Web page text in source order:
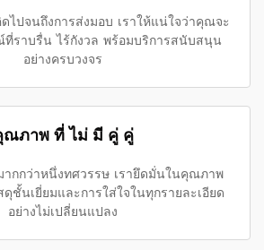
ปจนถึงการส่งมอบ เราให้แน่ใจว่าคุณจะ
ราบรื่น ไร้กังวล พร้อมบริการสนับสนุน
อย่างครบวงจร
ณภาพ ที่ ไม่ มี คู่ คู่
กกว่าหนึ่งทศวรรษ เรายึดมั่นในคุณภาพ
นเยี่ยมและการใส่ใจในทุกรายละเอียด
อย่างไม่เปลี่ยนแปลง